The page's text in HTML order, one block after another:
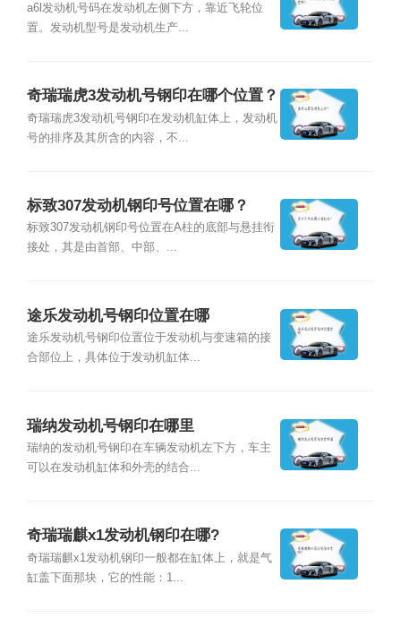
a6l发动机号码在发动机左侧下方，靠近飞轮位
置。发动机型号是发动机生产...
奇瑞瑞虎3发动机号钢印在哪个位置？
奇瑞瑞虎3发动机号钢印在发动机缸体上，发动机
号的排序及其所含的内容，不...
标致307发动机钢印号位置在哪？
标致307发动机钢印号位置在A柱的底部与悬挂衔
接处，其是由首部、中部、...
途乐发动机号钢印位置在哪
途乐发动机号钢印位置位于发动机与变速箱的接
合部位上，具体位于发动机缸体...
瑞纳发动机号钢印在哪里
瑞纳的发动机号钢印在车辆发动机左下方，车主
可以在发动机缸体和外壳的结合...
奇瑞瑞麒x1发动机钢印在哪?
奇瑞瑞麒x1发动机钢印一般都在缸体上，就是气
缸盖下面那块，它的性能：1...